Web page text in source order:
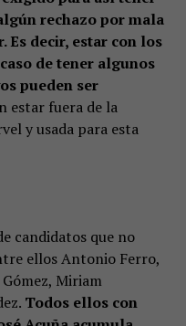
rechazo por mala
decir, estar con los
de tener algunos
pueden ser
estar fuera de la
y usada para esta
candidatos que no
ellos Antonio Ferro,
Miriam
Todos ellos con